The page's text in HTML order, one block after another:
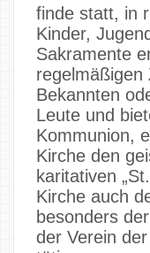
finde statt, in
Kinder,
Sakramente
regelmäßigen
Bekannten
Leute und
Kommunion,
Kirche den
karitativen
Kirche auch
besonders
der Verein